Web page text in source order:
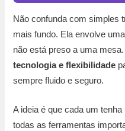
Não confunda com simples
mais fundo. Ela envolve
não está preso a uma
tecnologia e flexibilidade
sempre fluido e seguro.
A ideia é que cada um
todas as ferramentas